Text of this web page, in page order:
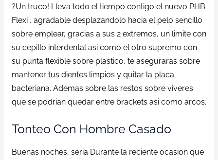
?Un truco! Lleva todo el tiempo contigo el nuevo PHB
Flexi , agradable desplazandolo hacia el pelo sencillo
sobre emplear, gracias a sus 2 extremos, un limite con
su cepillo interdental asi como el otro supremo con
su punta flexible sobre plastico, te aseguraras sobre
mantener tus dientes limpios y quitar la placa
bacteriana. Ademas sobre las restos sobre viveres
que se podrian quedar entre brackets asi como arcos.
Tonteo Con Hombre Casado
Buenas noches, seria Durante la reciente ocasion que